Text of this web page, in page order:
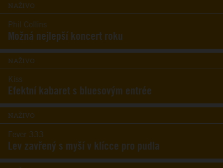
NAŽIVO
Phil Collins
Možná nejlepší koncert roku
NAŽIVO
Kiss
Efektní kabaret s bluesovým entrée
NAŽIVO
Fever 333
Lev zavřený s myší v klícce pro pudla